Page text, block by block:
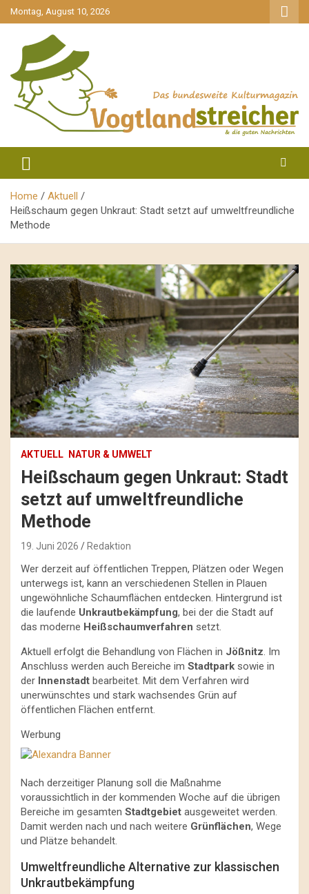
gehe
zum
Montag, August 10, 2026
Vogtlandstreicher
Home
Aktuell
Heißschaum gegen Unkraut: Stadt setzt auf umweltfreundliche
Methode
AKTUELL NATUR & UMWELT
Heißschaum gegen Unkraut: Stadt
setzt auf umweltfreundliche
Methode
19. Juni 2026 Redaktion
Wer derzeit auf öffentlichen Treppen, Plätzen oder Wegen
unterwegs ist, kann an verschiedenen Stellen in Plauen
ungewöhnliche Schaumflächen entdecken. Hintergrund ist
die laufende Unkrautbekämpfung, bei der die Stadt auf
das moderne Heißschaumverfahren setzt.
Aktuell erfolgt die Behandlung von Flächen in Jößnitz. Im
Anschluss werden auch Bereiche im Stadtpark sowie in
der Innenstadt bearbeitet. Mit dem Verfahren wird
unerwünschtes und stark wachsendes Grün auf
öffentlichen Flächen entfernt.
Werbung
Nach derzeitiger Planung soll die Maßnahme
voraussichtlich in der kommenden Woche auf die übrigen
Bereiche im gesamten Stadtgebiet ausgeweitet werden.
Damit werden nach und nach weitere Grünflächen, Wege
und Plätze behandelt.
Umweltfreundliche Alternative zur klassischen
Unkrautbekämpfung